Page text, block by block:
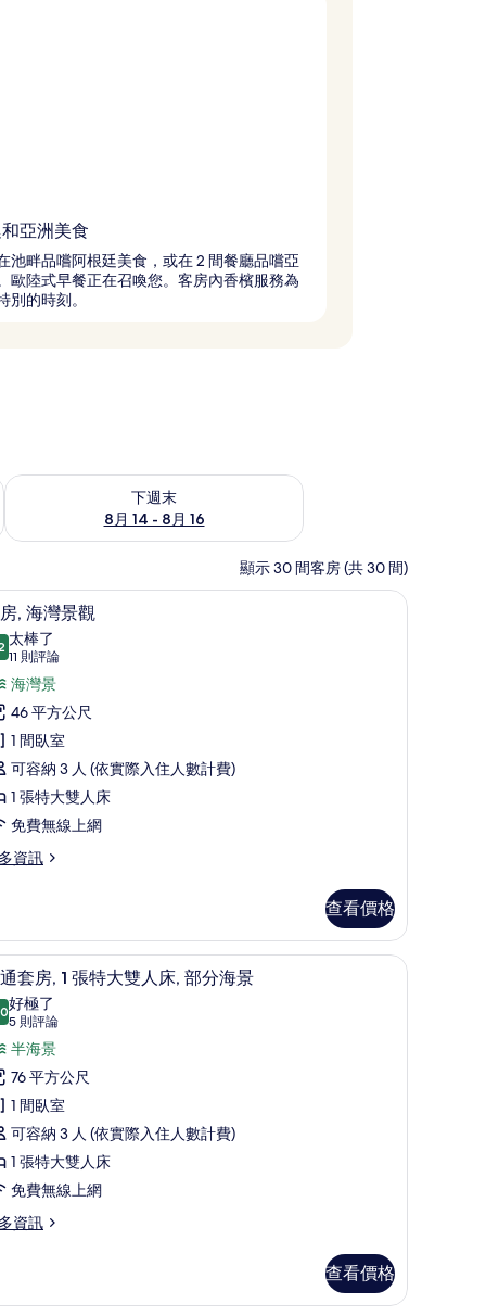
亞洲美食
池畔品嚐阿根廷美食，或在 2 間餐廳品嚐亞
歐陸式早餐正在召喚您。客房內香檳服務為
別的時刻。
下週末
8月 14 - 8月 16
查看下週末 (8月 14 - 8月 16) 的供應情況
顯示 30 間客房 (共 30 間)
、迷你吧、客房內保險箱、隔音高級寢具、迷你吧、客房內保險箱、隔音
5 , 海灣景觀
分，滿分 10 分
太棒了
11 則評論
(11
則
評
論)
海灣景
46 平方公尺
1 間臥室
可容納 3 人 (依實際入住人數計費)
1 張特大雙人床
免費無線上網
資訊
查看價格
高級寢具、迷你吧、客房內保險箱、隔音
7 套房, 1 張特大雙人床, 部分海景
分，滿分 10 分
好極了
5 則評論
(5
則
評
論)
半海景
76 平方公尺
1 間臥室
可容納 3 人 (依實際入住人數計費)
1 張特大雙人床
免費無線上網
資訊
查看價格